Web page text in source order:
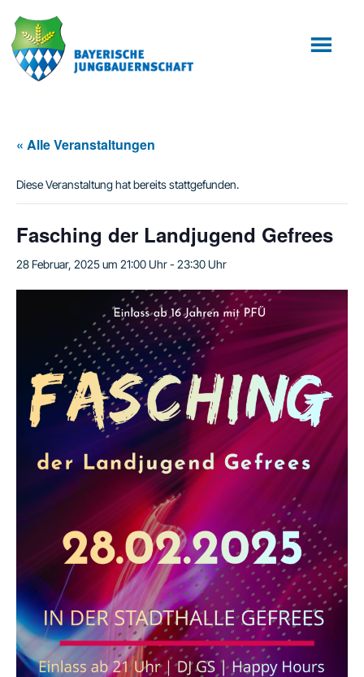
Inhalt
springen
Fußzeile
springen
« Alle Veranstaltungen
Diese Veranstaltung hat bereits stattgefunden.
Fasching der Landjugend Gefrees
28 Februar, 2025 um 21:00 Uhr-23:30 Uhr